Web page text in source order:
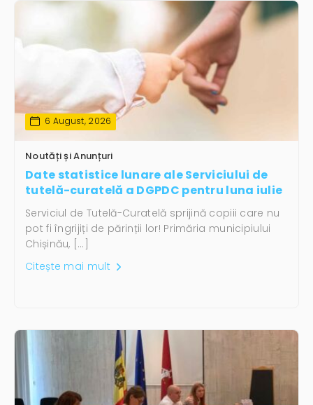
6 August, 2026
Noutăți și Anunțuri
Date statistice lunare ale Serviciului de
tutelă-curatelă a DGPDC pentru luna iulie
Serviciul de Tutelă-Curatelă sprijină copiii care nu
pot fi îngrijiți de părinții lor! Primăria municipiului
Chișinău, […]
Citește mai mult